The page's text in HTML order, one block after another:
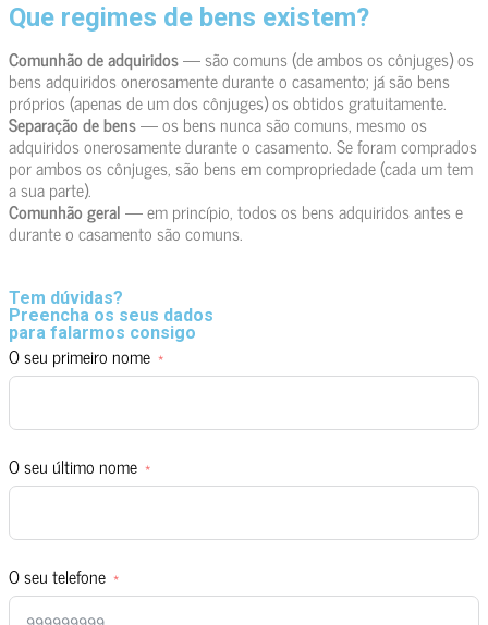
Que regimes de bens existem?
Comunhão de adquiridos— são comuns (de ambos os cônjuges) os
bens adquiridos onerosamente durante o casamento; já são bens
próprios (apenas de um dos cônjuges) os obtidos gratuitamente.
Separação de bens— os bens nunca são comuns, mesmo os
adquiridos onerosamente durante o casamento. Se foram comprados
por ambos os cônjuges, são bens em compropriedade (cada um tem
a sua parte).
Comunhão geral— em princípio, todos os bens adquiridos antes e
durante o casamento são comuns.
Tem dúvidas?
Preencha os seus dados
para falarmos consigo
O seu primeiro nome
O seu último nome
O seu telefone